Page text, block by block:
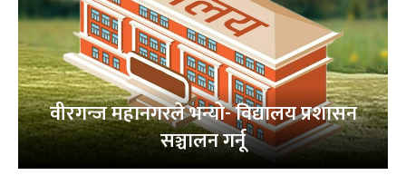
वीरगन्ज महानगरले भन्यो- विद्यालय प्रशासन
सञ्चालन गर्नू